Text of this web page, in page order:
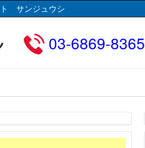
ト サンジュウシ
03-6869-8365